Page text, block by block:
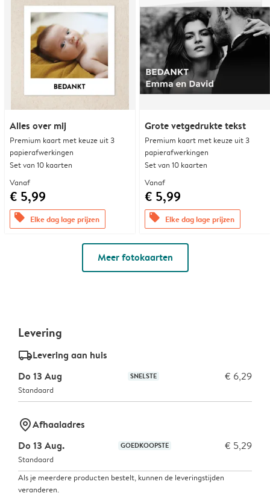
Alles over mij
Premium kaart met keuze uit 3
papierafwerkingen
Set van 10 kaarten
Vanaf
€ 5,99
offers Elke dag lage prijzen
Grote vetgedrukte tekst
Premium kaart met keuze uit 3
papierafwerkingen
Set van 10 kaarten
Vanaf
€ 5,99
offers Elke dag lage prijzen
Meer fotokaarten
Levering
delivery_standard_v2Levering aan huis
Do 13 Aug
SNELSTE € 6,29
Standaard
marker-pinAfhaaladres
Do 13 Aug.
GOEDKOOPSTE € 5,29
Standaard
Als je meerdere producten bestelt, kunnen de leveringstijden
veranderen.